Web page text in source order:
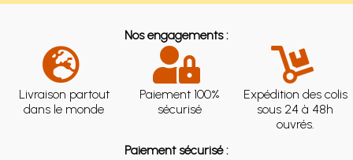
Nos engagements :
Livraison partout
dans le monde
Paiement 100%
sécurisé
Expédition des colis
sous 24 à 48h
ouvrés.
Paiement sécurisé :